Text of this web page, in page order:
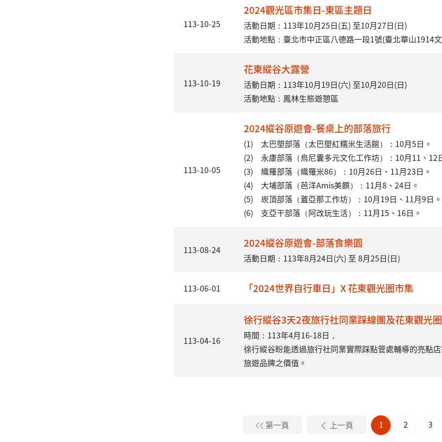
113-10-25
2024觀光區市集日-東區主題日
活動日期：113年10月25日(五) 至10月27日(日)
活動地點：臺北市中正區八德路一段1號(臺北華山1914
113-10-19
花東縱谷大露營
活動日期：113年10月19日(六) 至10月20日(日)
活動地點：鳳林生態遊憩區
113-10-05
2024縱谷原遊會-餐桌上的部落旅行
(1) 太巴塱部落（太巴塱紅糯米生活館）：10月5日。
(2) 永康部落（烏尼囊多元文化工作坊）：10月11、12
(3) 織羅部落（織羅米86）：10月26日、11月23日。
(4) 大埔部落（芭洋Amis美饌）：11月8、24日。
(5) 崁頂部落（蓋亞那工作坊）：10月19日、11月9日。
(6) 支亞干部落（阿改玩生活）：11月15、16日。
113-08-24 2024縱谷原遊會-部落食樂園
活動日期：113年8月24日(六) 至 8月25日(日)
113-06-01 「2024世界自行車日」X 花東觀光圈市集
113-04-16
徐行縱谷3天2夜旅行社同業踩線團及花東觀光
時間：113年4月16-18日，
徐行縱谷盼能透過旅行社同業實際踩點管處輔導的亮點
旅遊品牌之價值。
第一頁 上一頁 1 2 3